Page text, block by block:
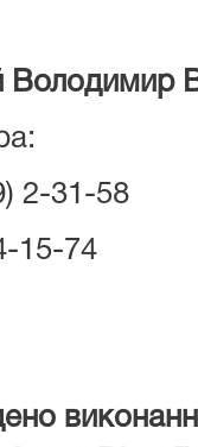
Володимир
2-31-58
15-74